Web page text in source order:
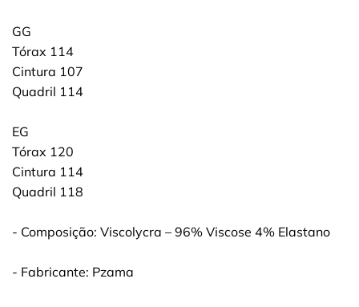
GG
Tórax 114
Cintura 107
Quadril 114
EG
Tórax 120
Cintura 114
Quadril 118
- Composição: Viscolycra – 96% Viscose 4% Elastano
- Fabricante: Pzama